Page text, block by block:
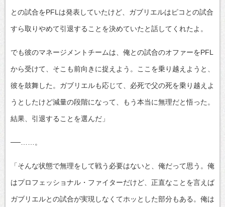
との試合をPFLは発表していたけど、ガブリエルはピコとの試合
すら取りやめて引退することを決めていたと話してくれたよ。
でも彼のマネージメントチームは、俺との試合のオファーをPFL
から受けて、そこも前向きに捉えよう。ここを乗り越えようと、
彼を鼓舞した。ガブリエルも応じて、必死で父の死を乗り越えよ
うとしたけど減量の段階になって、もう本当に無理だと悟った。
結果、引退することを選んだ」
──……。
「そんな状態で無理をして戦う必要はないと、俺だって思う。俺
はプロフェッショナル・ファイターだけど、正直なことを言えば
ガブリエルとの試合が実現しなくてホッとした部分もある。俺は